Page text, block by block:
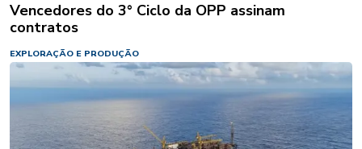
Vencedores do 3° Ciclo da OPP assinam
contratos
EXPLORAÇÃO E PRODUÇÃO